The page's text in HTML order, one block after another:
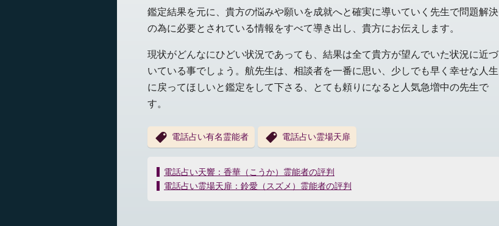
鑑定結果を元に、貴方の悩みや願いを成就へと確実に導いていく先生で問題解決
の為に必要とされている情報をすべて導き出し、貴方にお伝えします。
現状がどんなにひどい状況であっても、結果は全て貴方が望んでいた状況に近づ
いている事でしょう。航先生は、相談者を一番に思い、少しでも早く幸せな人生
に戻ってほしいと鑑定をして下さる、とても頼りになると人気急増中の先生で
す。
電話占い有名霊能者 電話占い霊場天扉
投
稿
電話占い天響：香華（こうか）霊能者の評判
電話占い霊場天扉：鈴愛（スズメ）霊能者の評判